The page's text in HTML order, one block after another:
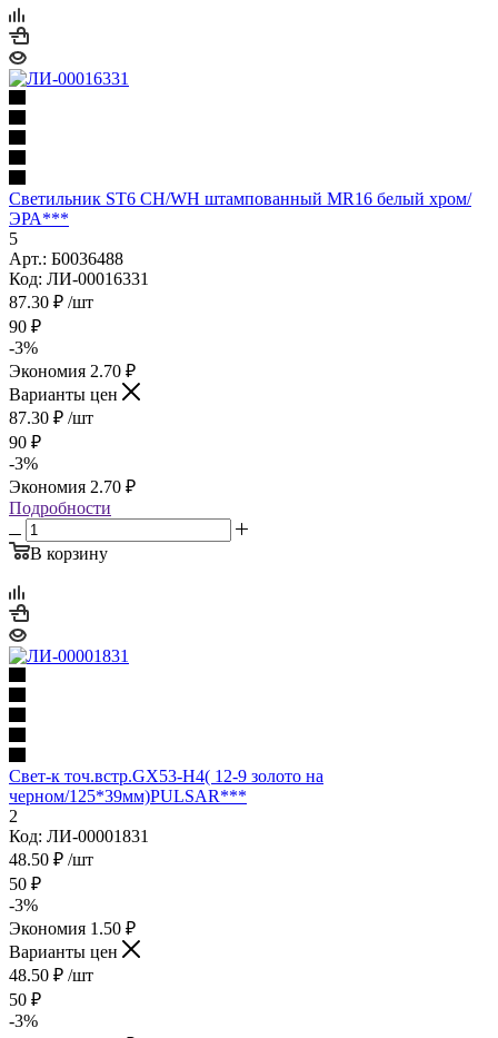
Светильник ST6 CH/WH штампованный MR16 белый хром/
ЭРА***
5
Арт.: Б0036488
Код: ЛИ-00016331
87.30 ₽ /шт
90 ₽
-3%
Экономия 2.70 ₽
Варианты цен
87.30 ₽ /шт
90 ₽
-3%
Экономия 2.70 ₽
Подробности
В корзину
Свет-к точ.встр.GX53-H4( 12-9 золото на
черном/125*39мм)PULSAR***
2
Код: ЛИ-00001831
48.50 ₽ /шт
50 ₽
-3%
Экономия 1.50 ₽
Варианты цен
48.50 ₽ /шт
50 ₽
-3%